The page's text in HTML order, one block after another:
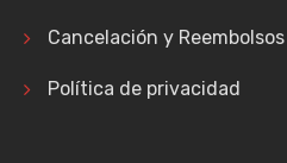
Cancelación y Reembolsos
Política de privacidad